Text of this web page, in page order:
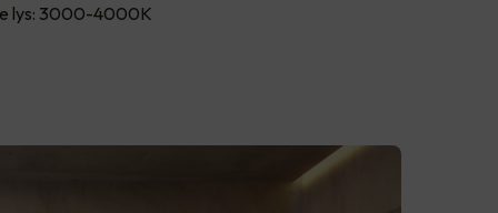
lys: 3000-4000K